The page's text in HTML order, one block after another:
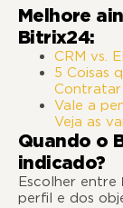
Melhore
Bitrix24:
CRM vs.
5 Coisas
Vale a
Veja as
Quando o
indicado?
Escolher entre
perfil e dos